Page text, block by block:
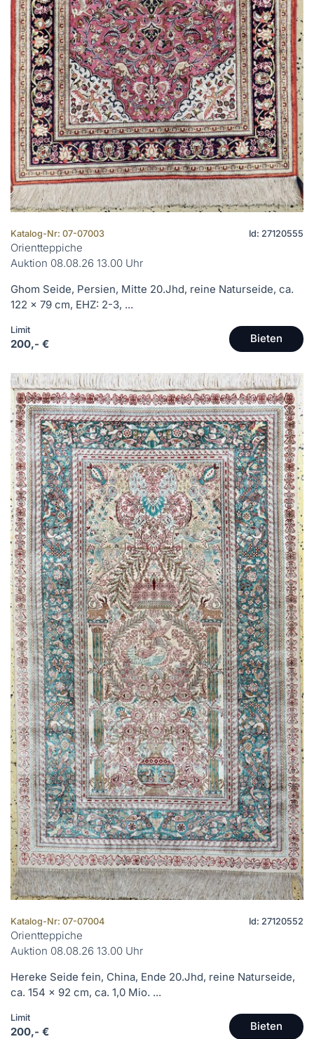
Katalog-Nr: 07-07003 Id: 27120555
Orientteppiche
Auktion 08.08.26 13.00 Uhr
Ghom Seide, Persien, Mitte 20.Jhd, reine Naturseide, ca.
122 x 79 cm, EHZ: 2-3, ...
Limit
200,- € Bieten
Katalog-Nr: 07-07004 Id: 27120552
Orientteppiche
Auktion 08.08.26 13.00 Uhr
Hereke Seide fein, China, Ende 20.Jhd, reine Naturseide,
ca. 154 x 92 cm, ca. 1,0 Mio. ...
Limit
200,- € Bieten